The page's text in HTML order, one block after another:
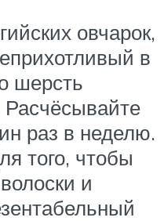
овчарок,
в
шерсть
Расчёсывайте
раз в неделю.
того, чтобы
и